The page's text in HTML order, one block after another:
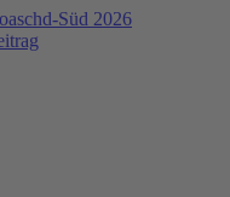
Süd 2026